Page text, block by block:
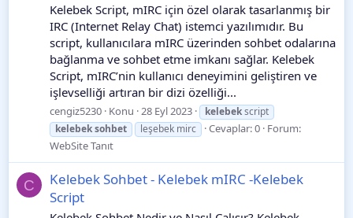
Kelebek Script, mIRC için özel olarak tasarlanmış bir
IRC (Internet Relay Chat) istemci yazılımıdır. Bu
script, kullanıcılara mIRC üzerinden sohbet odalarına
bağlanma ve sohbet etme imkanı sağlar. Kelebek
Script, mIRC’nin kullanıcı deneyimini geliştiren ve
işlevselliği artıran bir dizi özelliği...
cengiz5230 Konu 28 Eyl 2023 kelebekscript
kelebeksohbet leşebek mirc Cevaplar: 0 Forum:
WebSite Tanıt
C
Kelebek Sohbet - Kelebek mIRC -Kelebek
Script